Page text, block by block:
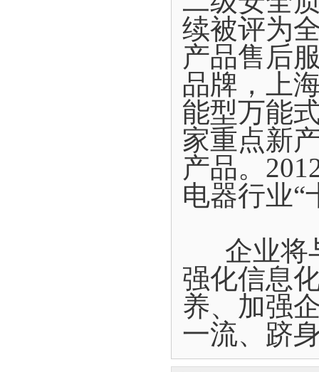
续被评为
产品售后
品牌，上
能型万能
家重点新
产品。
电器行业“
企业将
强化信息
养、加强
一流、跻